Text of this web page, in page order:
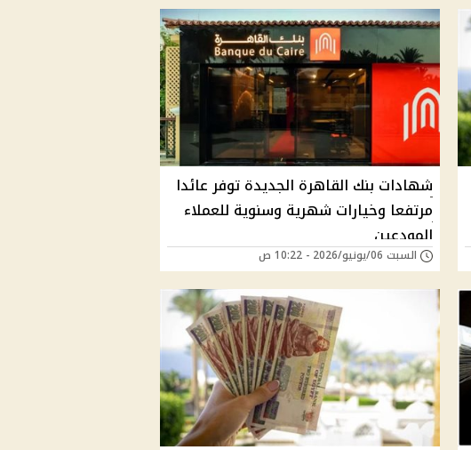
شهادات بنك القاهرة الجديدة توفر عائدا
مرتفعا وخيارات شهرية وسنوية للعملاء
المودعين
السبت 06/يونيو/2026 - 10:22 ص